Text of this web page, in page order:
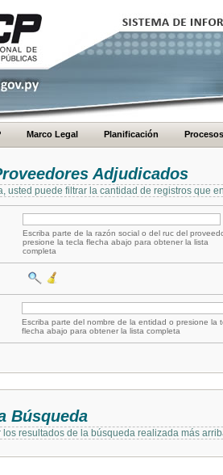
Marco Legal Planificación Procesos
Adjudicados
usted puede filtrar la cantidad de registros que
Escriba parte de la razón social o del ruc del
presione la tecla flecha abajo para obtener la lista
completa
Escriba parte del nombre de la entidad o presione la
flecha abajo para obtener la lista completa
Búsqueda
los resultados de la búsqueda realizada más